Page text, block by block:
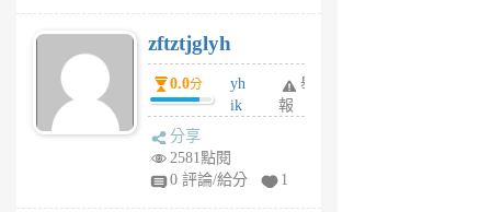
月
前
zftztjglyh
0.0分
yh
ik
tu
舉
報
分享
2581點閱
0 評論/給分
1